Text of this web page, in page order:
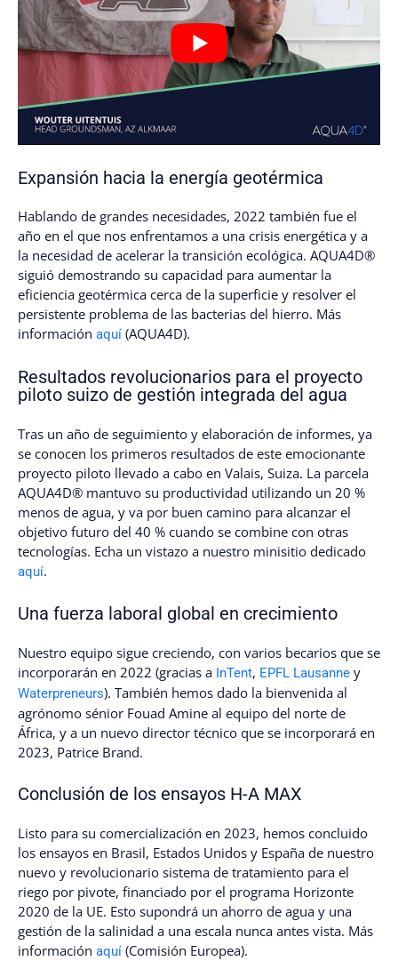
Expansión hacia la energía geotérmica
Hablando de grandes necesidades, 2022 también fue el
año en el que nos enfrentamos a una crisis energética y a
la necesidad de acelerar la transición ecológica. AQUA4D®
siguió demostrando su capacidad para aumentar la
eficiencia geotérmica cerca de la superficie y resolver el
persistente problema de las bacterias del hierro. Más
información aquí (AQUA4D).
Resultados revolucionarios para el proyecto
piloto suizo de gestión integrada del agua
Tras un año de seguimiento y elaboración de informes, ya
se conocen los primeros resultados de este emocionante
proyecto piloto llevado a cabo en Valais, Suiza. La parcela
AQUA4D® mantuvo su productividad utilizando un 20 %
menos de agua, y va por buen camino para alcanzar el
objetivo futuro del 40 % cuando se combine con otras
tecnologías. Echa un vistazo a nuestro minisitio dedicado
aquí.
Una fuerza laboral global en crecimiento
Nuestro equipo sigue creciendo, con varios becarios que se
incorporarán en 2022 (gracias a InTent, EPFL Lausanne y
Waterpreneurs). También hemos dado la bienvenida al
agrónomo sénior Fouad Amine al equipo del norte de
África, y a un nuevo director técnico que se incorporará en
2023, Patrice Brand.
Conclusión de los ensayos H-A MAX
Listo para su comercialización en 2023, hemos concluido
los ensayos en Brasil, Estados Unidos y España de nuestro
nuevo y revolucionario sistema de tratamiento para el
riego por pivote, financiado por el programa Horizonte
2020 de la UE. Esto supondrá un ahorro de agua y una
gestión de la salinidad a una escala nunca antes vista. Más
información aquí (Comisión Europea).